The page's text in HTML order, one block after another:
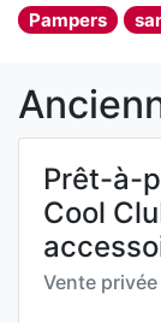
Pampers
Prêt-à-
Cool
Vente